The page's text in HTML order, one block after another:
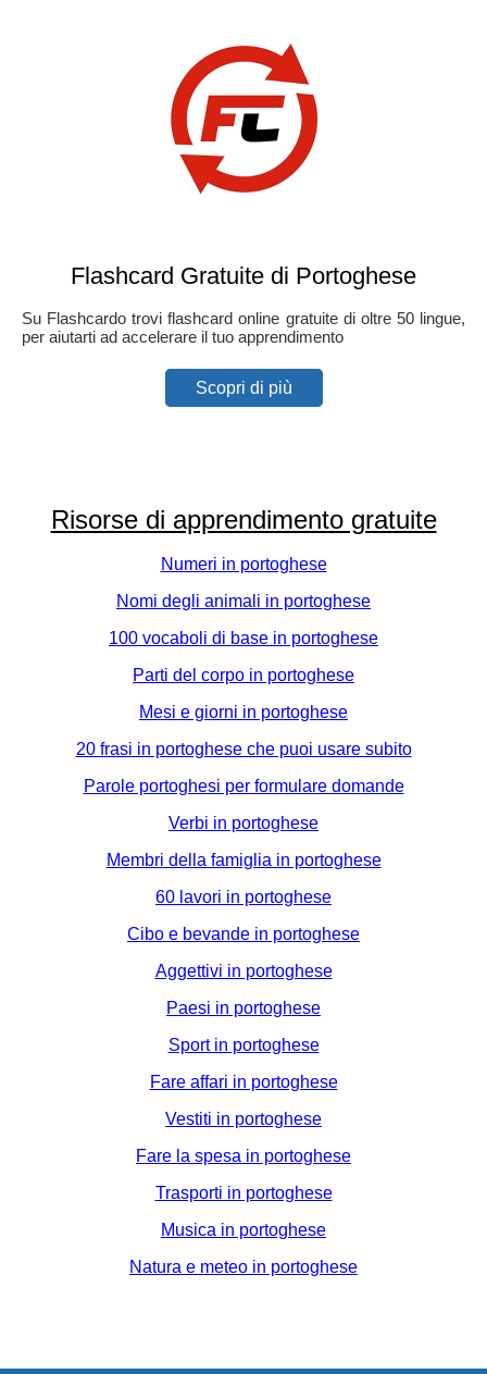
Flashcard Gratuite di Portoghese
Su Flashcardo trovi flashcard online gratuite di oltre 50 lingue,
per aiutarti ad accelerare il tuo apprendimento
Scopri di più
Risorse di apprendimento gratuite
Numeri in portoghese
Nomi degli animali in portoghese
100 vocaboli di base in portoghese
Parti del corpo in portoghese
Mesi e giorni in portoghese
20 frasi in portoghese che puoi usare subito
Parole portoghesi per formulare domande
Verbi in portoghese
Membri della famiglia in portoghese
60 lavori in portoghese
Cibo e bevande in portoghese
Aggettivi in portoghese
Paesi in portoghese
Sport in portoghese
Fare affari in portoghese
Vestiti in portoghese
Fare la spesa in portoghese
Trasporti in portoghese
Musica in portoghese
Natura e meteo in portoghese